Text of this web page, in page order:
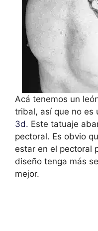
Acá tenemos un
tribal, así que no es
3d. Este tatuaje
pectoral. Es obvio
estar en el pectoral
diseño tenga más
mejor.